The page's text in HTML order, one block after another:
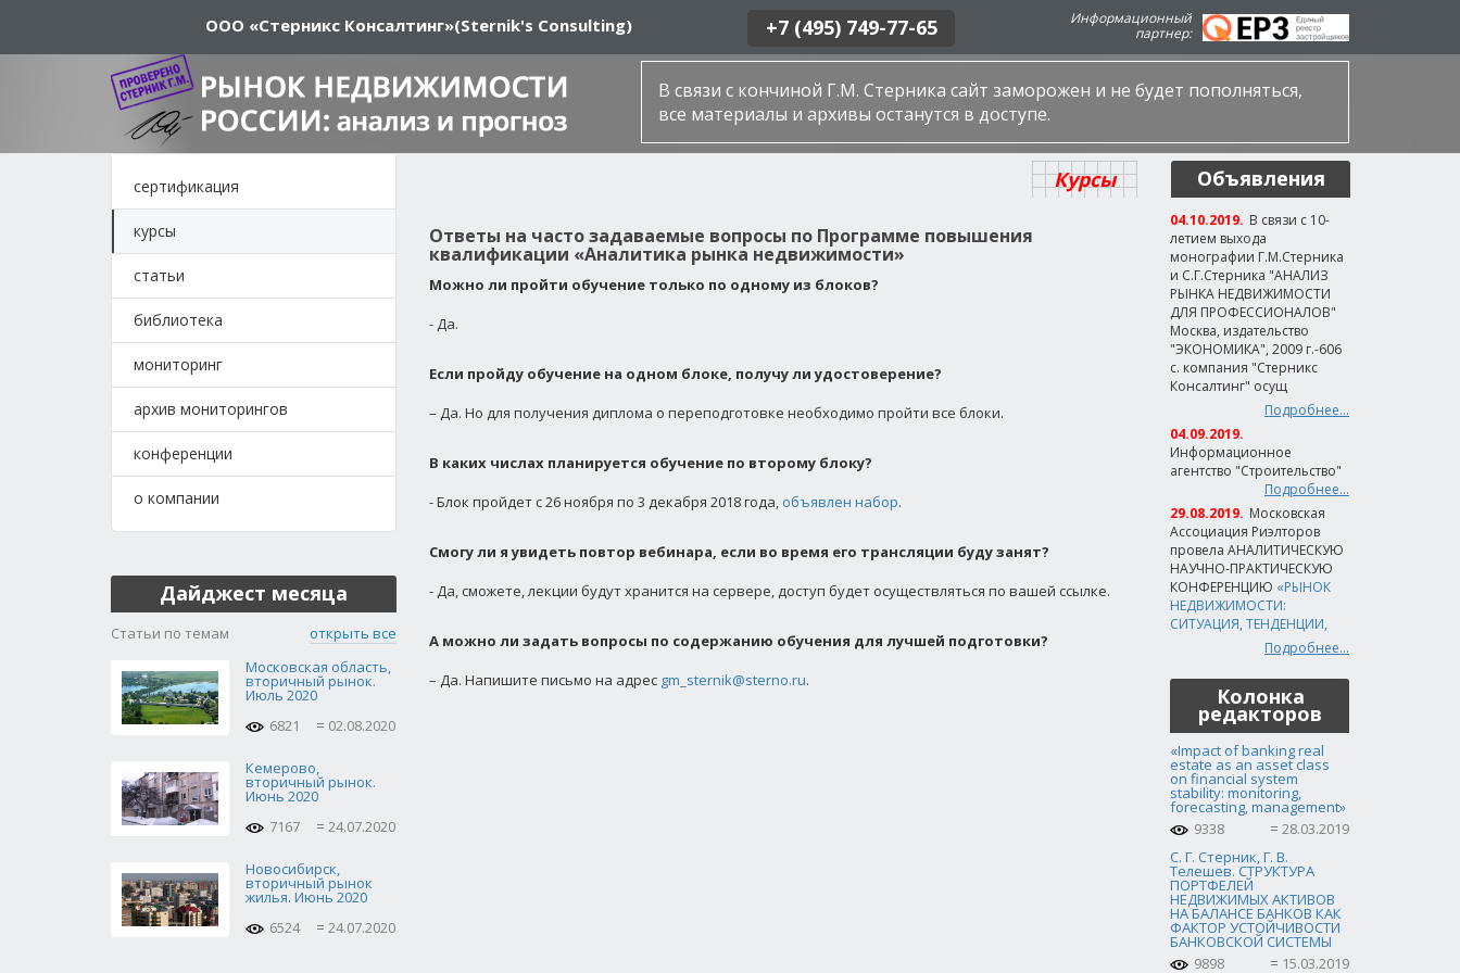
ООО «Стерникс Консалтинг»(Sternik's Consulting) +7 (495) 749-77-65
Информационный
партнер:
В связи с кончиной Г.М. Стерника сайт заморожен и не будет пополняться,
все материалы и архивы останутся в доступе.
сертификация
курсы
статьи
библиотека
мониторинг
архив мониторингов
конференции
о компании
Дайджест месяца
Статьи по темам
открыть все
Московская область,
вторичный рынок.
Июль 2020
6821
02.08.2020
Кемерово,
вторичный рынок.
Июнь 2020
7167
24.07.2020
Новосибирск,
вторичный рынок
жилья. Июнь 2020
6524
24.07.2020
Курсы
Ответы на часто задаваемые вопросы по Программе повышения
квалификации «Аналитика рынка недвижимости»
Можно ли пройти обучение только по одному из блоков?
- Да.
Если пройду обучение на одном блоке, получу ли удостоверение?
– Да. Но для получения диплома о переподготовке необходимо пройти все блоки.
В каких числах планируется обучение по второму блоку?
- Блок пройдет с 26 ноября по 3 декабря 2018 года, объявлен набор.
Смогу ли я увидеть повтор вебинара, если во время его трансляции буду занят?
- Да, сможете, лекции будут хранится на сервере, доступ будет осуществляться по вашей ссылке.
А можно ли задать вопросы по содержанию обучения для лучшей подготовки?
– Да. Напишите письмо на адрес gm_sternik@sterno.ru.
Объявления
04.10.2019. В связи с 10-
летием выхода
монографии Г.М.Стерника
и С.Г.Стерника "АНАЛИЗ
РЫНКА НЕДВИЖИМОСТИ
ДЛЯ ПРОФЕССИОНАЛОВ"
Москва, издательство
"ЭКОНОМИКА", 2009 г.-606
с. компания "Стерникс
Консалтинг" осущ
Подробнее...
04.09.2019.
Информационное
агентство "Строительство"
Подробнее...
29.08.2019. Московская
Ассоциация Риэлторов
провела АНАЛИТИЧЕСКУЮ
НАУЧНО-ПРАКТИЧЕСКУЮ
КОНФЕРЕНЦИЮ «РЫНОК
НЕДВИЖИМОСТИ:
СИТУАЦИЯ, ТЕНДЕНЦИИ,
Подробнее...
Колонка
редакторов
«Impact of banking real
estate as an asset class
on financial system
stability: monitoring,
forecasting, management»
9338
28.03.2019
С. Г. Стерник, Г. В.
Телешев. СТРУКТУРА
ПОРТФЕЛЕЙ
НЕДВИЖИМЫХ АКТИВОВ
НА БАЛАНСЕ БАНКОВ КАК
ФАКТОР УСТОЙЧИВОСТИ
БАНКОВСКОЙ СИСТЕМЫ
9898
15.03.2019